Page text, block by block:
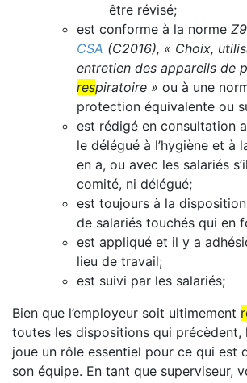
être révisé;
est conforme à la norme
CSA (C2016), « Choix,
entretien des appareils de
respiratoire » ou à une
protection équivalente ou
est rédigé en consultation
le délégué à l’hygiène et à
en a, ou avec les salariés
comité, ni délégué;
est toujours à la disposition
de salariés touchés qui en
est appliqué et il y a
lieu de travail;
est suivi par les salariés;
Bien que l’employeur soit ultimement
toutes les dispositions qui précèdent,
joue un rôle essentiel pour ce qui est
son équipe. En tant que superviseur,